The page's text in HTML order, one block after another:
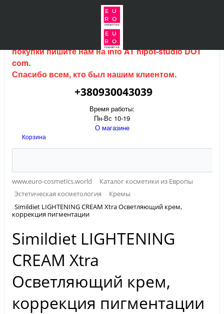
Интернет магазин (данный сайт) продается, для
покупки пишите нам наinfo AT hipot-studio DOT
com.
Спасибо всем, кто был нашим клиентом.
+380930043039
Время работы:
Пн-Вс 10-19
О магазине
Корзина
www.euro-cosmetics.world
Каталог косметики из Европы
Эстетическая косметология
Кремы
Simildiet LIGHTENING CREAM Xtra Осветляющий крем,
коррекция пигментации
Simildiet LIGHTENING
CREAM Xtra
Осветляющий крем,
коррекция пигментации